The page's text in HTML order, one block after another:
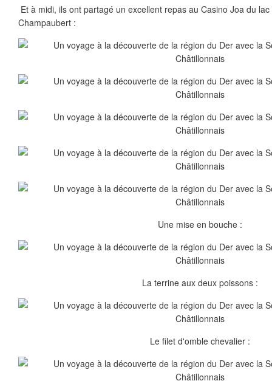
Et à midi, ils ont partagé un excellent repas au Casino Joa du
Champaubert :
Une mise en bouche :
La terrine aux deux poissons :
Le filet d'omble chevalier :